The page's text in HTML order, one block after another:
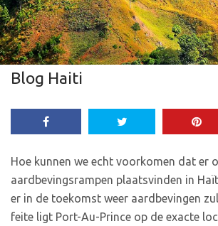
Blog Haiti
Hoe kunnen we echt voorkomen dat er
aardbevingsrampen plaatsvinden in
er in de toekomst weer aardbevingen
feite ligt Port-Au-Prince op de exacte